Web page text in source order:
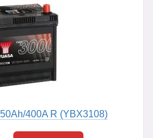
400A R (YBX3108)